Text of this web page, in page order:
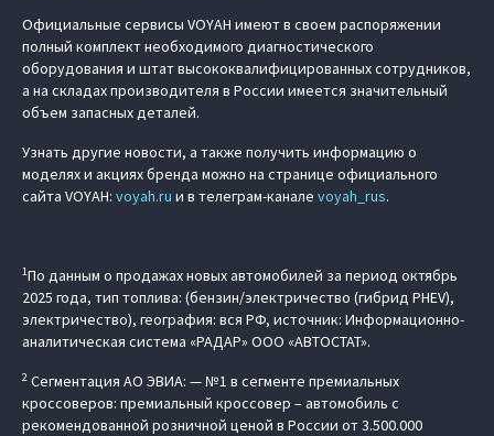
Официальные сервисы VOYAH имеют в своем распоряжении
полный комплект необходимого диагностического
оборудования и штат высококвалифицированных сотрудников,
а на складах производителя в России имеется значительный
объем запасных деталей.
Узнать другие новости, а также получить информацию о
моделях и акциях бренда можно на странице официального
сайта VOYAH: voyah.ru и в телеграм-канале voyah_rus.
1По данным о продажах новых автомобилей за период октябрь
2025 года, тип топлива: (бензин/электричество (гибрид PHEV),
электричество), география: вся РФ, источник: Информационно-
аналитическая система «РАДАР» ООО «АВТОСТАТ».
2 Сегментация АО ЭВИА: — №1 в сегменте премиальных
кроссоверов: премиальный кроссовер – автомобиль c
рекомендованной розничной ценой в России от 3.500.000